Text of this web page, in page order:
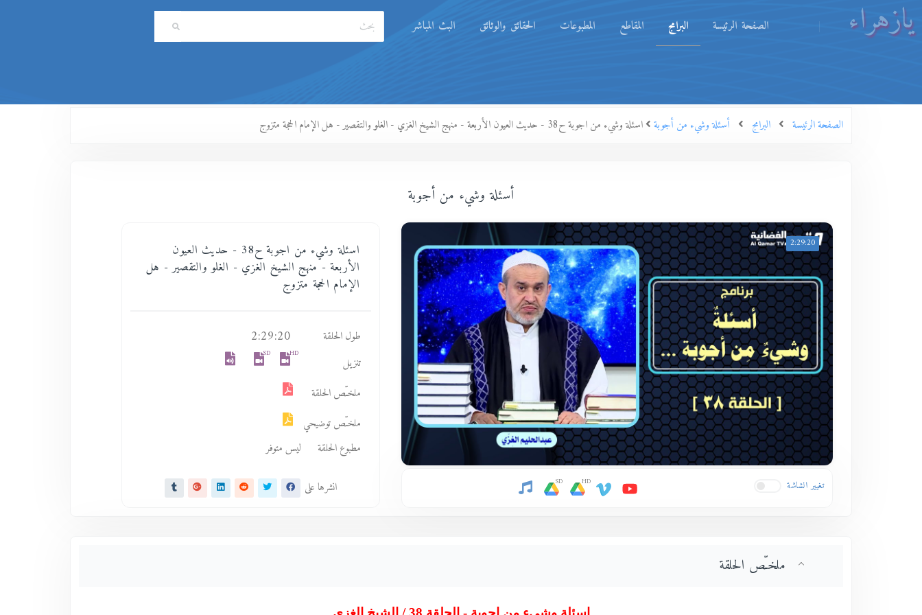
الصفحة الرئيسة البرامج المقاطع المطبوعات الحقائق والوثائق البث المباشر يازهراء
الصفحة الرئيسة البرامج أسئلة وشيء من أجوبة اسئلة وشيء من اجوبة ح38 - حديث العيون الأربعة - منهج الشيخ الغزي - الغلو والتقصير - هل الإمام الحجة متزوج
أسئلة وشيء من أجوبة
2:29:20
تغيير الشاشة HD
SD
اسئلة وشيء من اجوبة ح38 - حديث العيون
الأربعة - منهج الشيخ الغزي - الغلو والتقصير - هل
الإمام الحجة متزوج
طول الحلقة 2:29:20
تنزيل
HD
SD
ملخـّص الحلقة
ملخـّص توضيحي
مطبوع الحلقة
ليس متوفر
انشرها على
ملخـّص الحلقة